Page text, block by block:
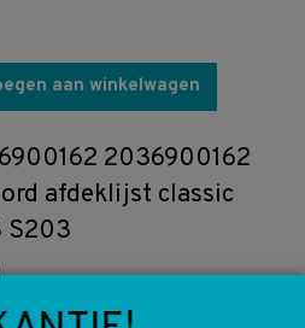
aan winkelwagen
2036900162
afdeklijst classic
S203